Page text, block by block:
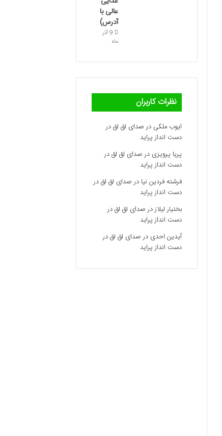
عالی با
آدرس)
9 آذر
ماه
نظرات کاربران
ایوب ملکی درصدای لق لق در
دست انداز پراید
پریا پرویزی درصدای لق لق در
دست انداز پراید
فرشته فردین نیا درصدای لق لق در
دست انداز پراید
بختیار لیلازدرصدای لق لق در
دست انداز پراید
آیدین احدی درصدای لق لق در
دست انداز پراید